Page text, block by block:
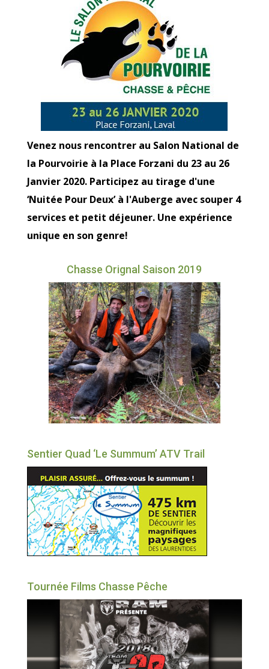
Venez nous rencontrer au Salon National de
la Pourvoirie à la Place Forzani du 23 au 26
Janvier 2020. Participez au tirage d'une
‘Nuitée Pour Deux’ à l'Auberge avec souper 4
services et petit déjeuner. Une expérience
unique en son genre!
Chasse Orignal Saison 2019
Sentier Quad ‘Le Summum’ ATV Trail
Tournée Films Chasse Pêche